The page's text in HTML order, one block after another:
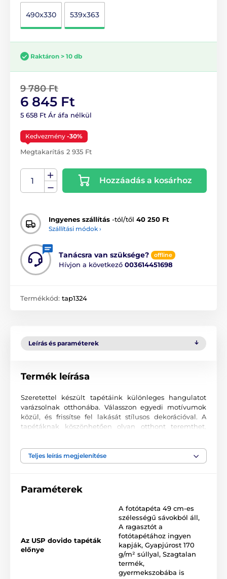
490x330 539x363
Raktáron > 10 db
9 780 Ft
6 845 Ft
5 658 Ft Ár áfa nélkül
Kedvezmény -30%
Megtakarítás 2 935 Ft
Hozzáadás a kosárhoz
Ingyenes szállítás -tól/től 40 250 Ft
Szállítási módok ›
Tanácsra van szüksége? offline
Hívjon a következő 003614451698
Termékkód: tap1324
Leírás és paraméterek
Termék leírása
Szeretettel készült tapétáink különleges hangulatot
varázsolnak otthonába. Válasszon egyedi motívumok
közül, és frissítse fel lakását stílusos dekorációval. A
tapétáknak köszönhetően olyan otthont teremthet,
Kiváló nyomtatási minőség
bármely helyiségnek. Kiváló minőségű, sima felületű
korszerű UV-led nyomtatási technológia garantálja a
kiváló tartósságot és színtartást.
Elérhető méretek és típusok (cm-ben – szélesség x
Teljes leírás megjelenítése
Paraméterek
Az USP dovido tapéták
előnye
A fotótapéta 49 cm-es
szélességű sávokból áll,
A ragasztót a
fotótapétához ingyen
kapják, Gyapjúrost 170
g/m² súllyal, Szagtalan
termék,
gyermekszobába is